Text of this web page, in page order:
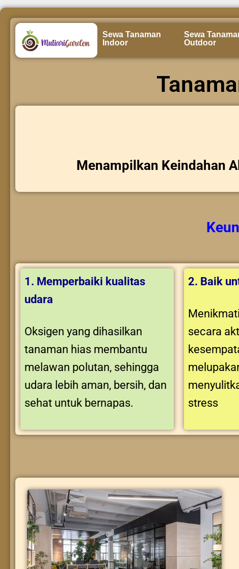
Sewa Tanaman
Indoor
Sewa
Outdoor
Menampilkan Keindahan
1. Memperbaiki kualitas
udara
Oksigen yang dihasilkan
tanaman hias membantu
melawan polutan, sehingga
udara lebih aman, bersih, dan
sehat untuk bernapas.
2. Baik
secara
stress